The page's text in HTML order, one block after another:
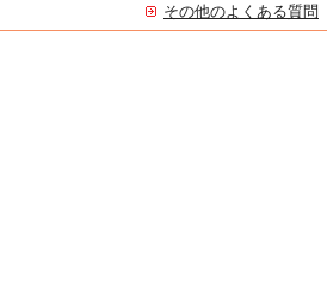
その他のよくある質問